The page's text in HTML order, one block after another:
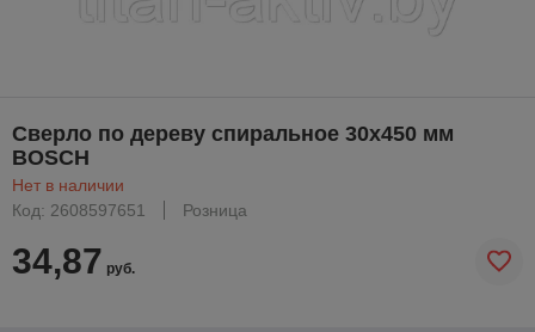
Сверло по дереву спиральное 30х450 мм
BOSCH
Нет в наличии
Код: 2608597651
Розница
34,87 руб.